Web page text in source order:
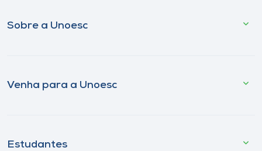
Sobre a Unoesc
Venha para a Unoesc
Estudantes